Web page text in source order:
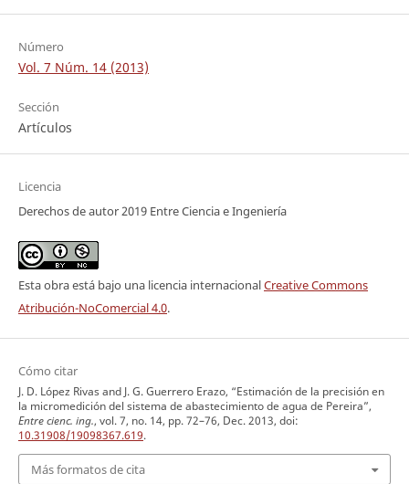
Número
Vol. 7 Núm. 14 (2013)
Sección
Artículos
Licencia
Derechos de autor 2019 Entre Ciencia e Ingeniería
Esta obra está bajo una licencia internacionalCreative Commons
Atribución-NoComercial 4.0.
Cómo citar
J. D. López Rivas and J. G. Guerrero Erazo, “Estimación de la precisión en
la micromedición del sistema de abastecimiento de agua de Pereira”,
Entre cienc. ing., vol. 7, no. 14, pp. 72–76, Dec. 2013, doi:
10.31908/19098367.619.
Más formatos de cita